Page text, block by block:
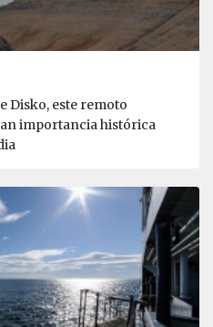
Disko, este remoto
importancia histórica